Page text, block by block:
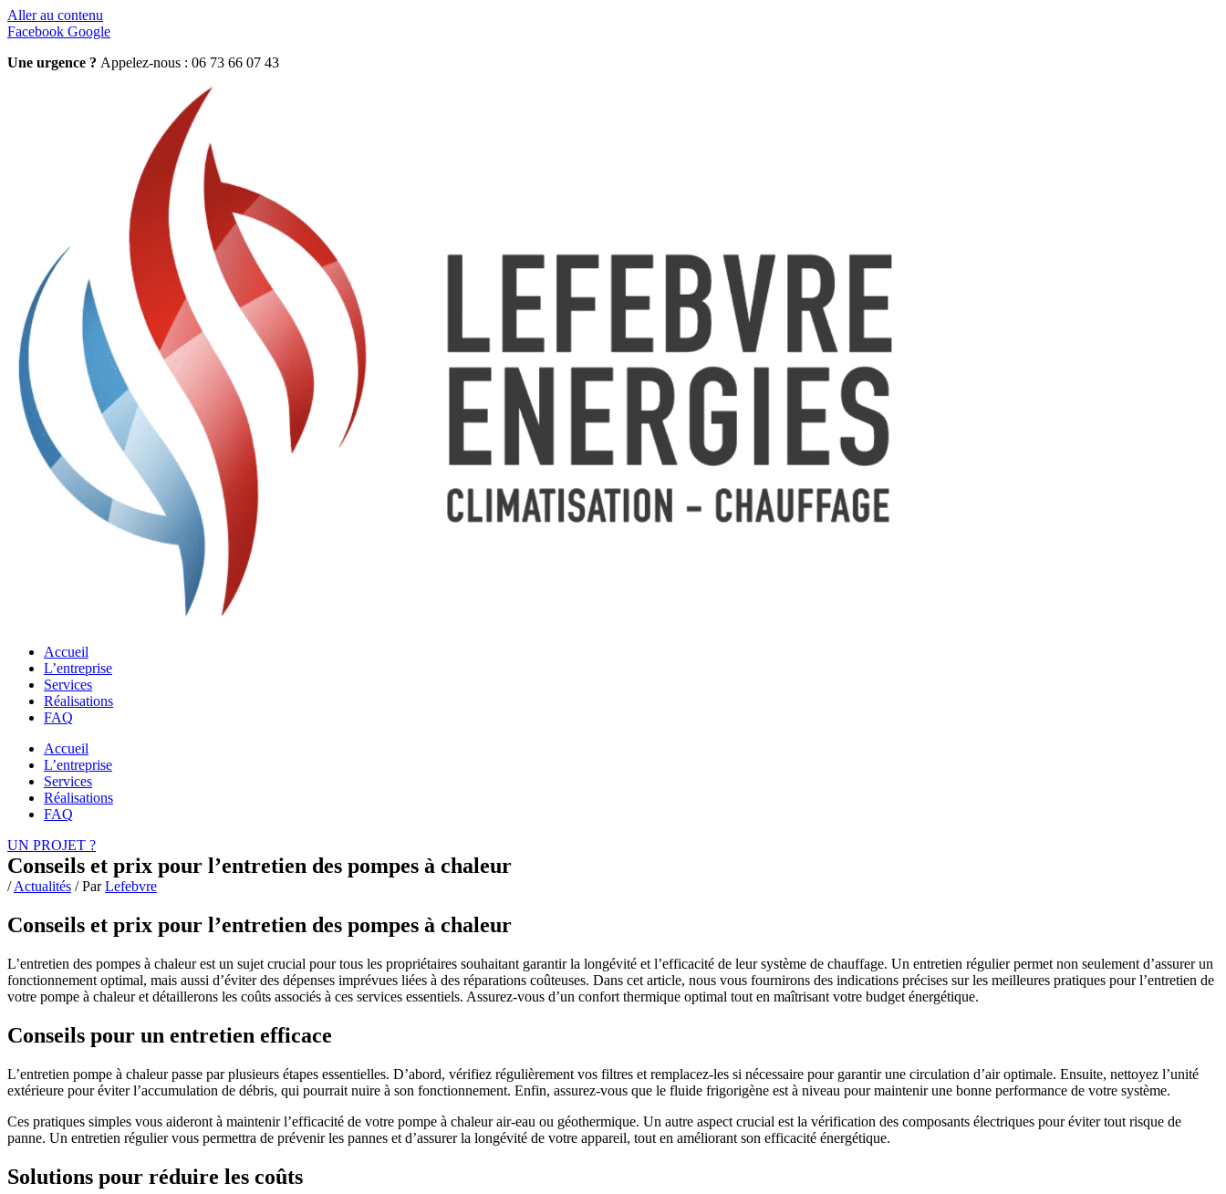
Aller au contenu
Facebook Google
Une urgence ? Appelez-nous : 06 73 66 07 43
Accueil
L’entreprise
Services
Réalisations
FAQ
Accueil
L’entreprise
Services
Réalisations
FAQ
UN PROJET ?
Conseils et prix pour l’entretien des pompes à chaleur
/Actualités / ParLefebvre
Conseils et prix pour l’entretien des pompes à chaleur
L’entretien des pompes à chaleur est un sujet crucial pour tous les propriétaires souhaitant garantir la longévité et l’efficacité de leur système de chauffage. Un entretien régulier permet non seulement d’assurer un
fonctionnement optimal, mais aussi d’éviter des dépenses imprévues liées à des réparations coûteuses. Dans cet article, nous vous fournirons des indications précises sur les meilleures pratiques pour l’entretien de
votre pompe à chaleur et détaillerons les coûts associés à ces services essentiels. Assurez-vous d’un confort thermique optimal tout en maîtrisant votre budget énergétique.
Conseils pour un entretien efficace
L’entretien pompe à chaleur passe par plusieurs étapes essentielles. D’abord, vérifiez régulièrement vos filtres et remplacez-les si nécessaire pour garantir une circulation d’air optimale. Ensuite, nettoyez l’unité
extérieure pour éviter l’accumulation de débris, qui pourrait nuire à son fonctionnement. Enfin, assurez-vous que le fluide frigorigène est à niveau pour maintenir une bonne performance de votre système.
Ces pratiques simples vous aideront à maintenir l’efficacité de votre pompe à chaleur air-eau ou géothermique. Un autre aspect crucial est la vérification des composants électriques pour éviter tout risque de
panne. Un entretien régulier vous permettra de prévenir les pannes et d’assurer la longévité de votre appareil, tout en améliorant son efficacité énergétique.
Solutions pour réduire les coûts